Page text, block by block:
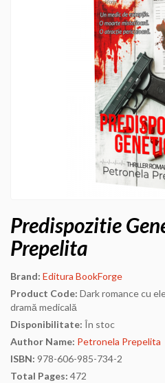
Predispozitie
Prepelita
Brand: Editura BookForge
Product Code: Dark romance cu
dramă medicală
Disponibilitate: În stoc
Author Name: Petronela Prepelita
ISBN: 978-606-985-734-2
Total Pages: 472